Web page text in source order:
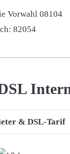
Vorwahl 08104
82054
& DSL-Tarif